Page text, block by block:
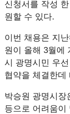
신청서를 작성
원할 수 있다.
이번 채용은 지
원이 올해 3월에
시 광명시민 우
협약을 체결한데
박승원 광명시장
등으로 어려움이